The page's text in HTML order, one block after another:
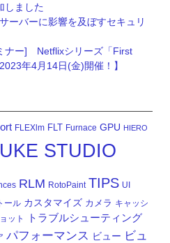
しました
ーバーに影響を及ぼすセキュリ
ナー] Netflixシリーズ「First
年4月14日(金)開催！】
FLEXlm FLT Furnace GPU HIERO
STUDIO
RLM RotoPaint TIPS UI
ール カスタマイズ カメラ キャッシ
ット トラブルシューティング
パフォーマンス ビュー ビュ